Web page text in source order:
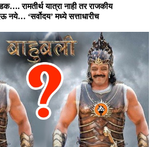
रामतीर्थ यात्रा नाही तर राजकीय
नये… ‘सर्वोदय’ मध्ये सत्ताधारीच